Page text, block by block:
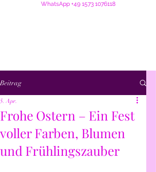
WhatsApp +49 1573 1076118
Beitrag
Frohe Ostern – Ein Fest
voller Farben, Blumen
und Frühlingszauber
5. Apr.